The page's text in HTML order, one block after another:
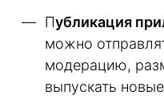
Публикация
можно
модерацию,
выпускать